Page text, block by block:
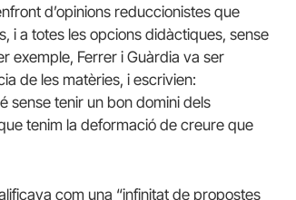
d’opinions reduccionistes que
i a totes les opcions didàctiques, sense
exemple, Ferrer i Guàrdia va ser
de les matèries, i escrivien:
sense tenir un bon domini dels
tenim la deformació de creure que
com una “infinitat de propostes